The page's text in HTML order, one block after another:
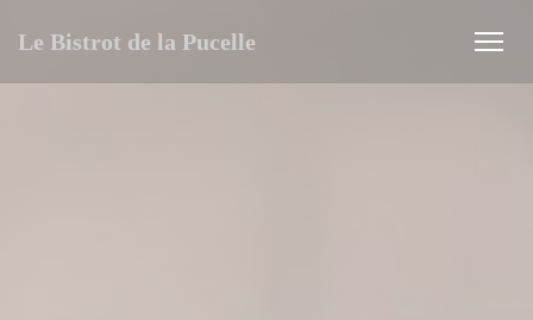
Le Bistrot de la Pucelle